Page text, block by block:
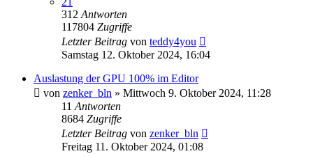
312 Antworten
117804 Zugriffe
Letzter Beitrag von teddy4you
Samstag 12. Oktober 2024, 16:04
Auslastung der GPU 100% im Editor
von zenker_bln » Mittwoch 9. Oktober 2024, 11:28
11 Antworten
8684 Zugriffe
Letzter Beitrag von zenker_bln
Freitag 11. Oktober 2024, 01:08